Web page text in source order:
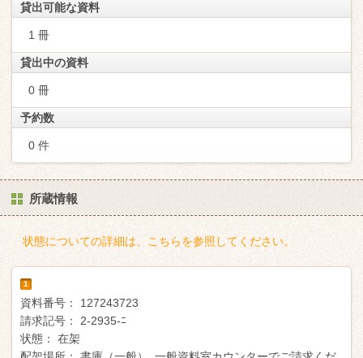
貸出可能な資料
1 冊
貸出中の資料
0 冊
予約数
0 件
所蔵情報
状態についての詳細は、こちらを参照してください。
1
資料番号：
127243723
請求記号：
2-2935-ﾆ
状態：
在架